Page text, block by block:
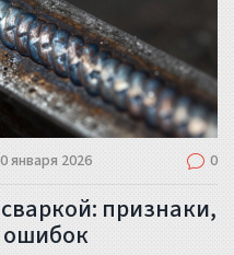
января 2026 0
признаки,
ошибок